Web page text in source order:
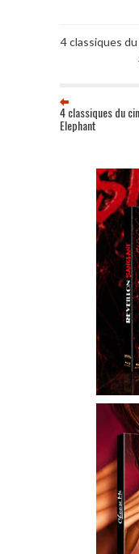
4 classiques
4 classiques du
Elephant